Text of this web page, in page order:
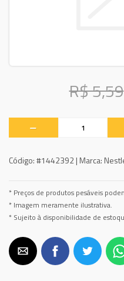
R$ 5,59
Código:#1442392 | Marca:
* Preços de produtos pesáveis
* Imagem meramente ilustrativa.
* Sujeito à disponibilidade de